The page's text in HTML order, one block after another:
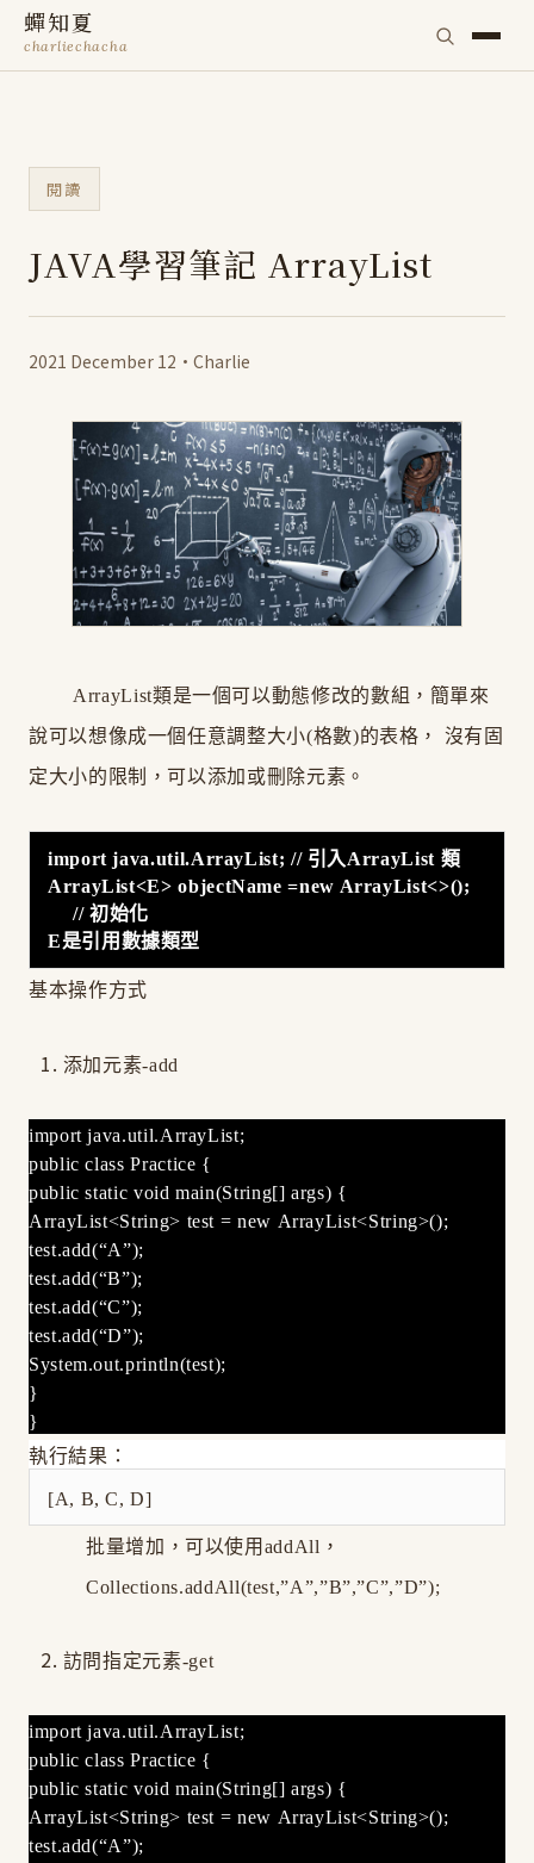
蟬知夏
charliechacha
閱讀
JAVA學習筆記 ArrayList
2021 December 12 · Charlie
ArrayList類是一個可以動態修改的數組，簡單來
說可以想像成一個任意調整大小(格數)的表格， 沒有固
定大小的限制，可以添加或刪除元素。
import java.util.ArrayList; // 引入ArrayList 類
ArrayList<E> objectName =new ArrayList<>();
// 初始化
E是引用數據類型
基本操作方式
添加元素-add
import java.util.ArrayList;
public class Practice {
public static void main(String[] args) {
ArrayList<String> test = new ArrayList<String>();
test.add(“A”);
test.add(“B”);
test.add(“C”);
test.add(“D”);
System.out.println(test);
}
}
執行結果：
[A, B, C, D]
批量增加，可以使用addAll，
Collections.addAll(test,”A”,”B”,”C”,”D”);
訪問指定元素-get
import java.util.ArrayList;
public class Practice {
public static void main(String[] args) {
ArrayList<String> test = new ArrayList<String>();
test.add(“A”);